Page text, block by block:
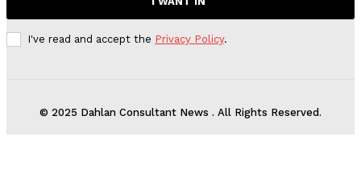
I've read and accept the Privacy Policy.
© 2025 Dahlan Consultant News . All Rights Reserved.